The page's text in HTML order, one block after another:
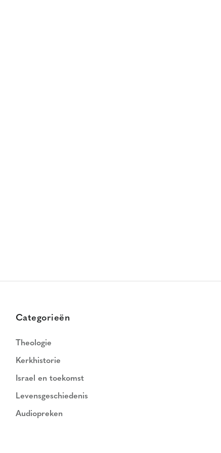
Categorieën
Theologie
Kerkhistorie
Israel en toekomst
Levensgeschiedenis
Audiopreken